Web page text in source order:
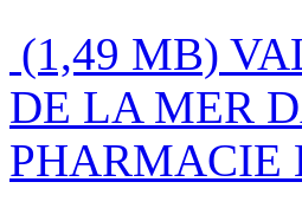
(1,49 MB)
DE LA MER
PHARMACIE